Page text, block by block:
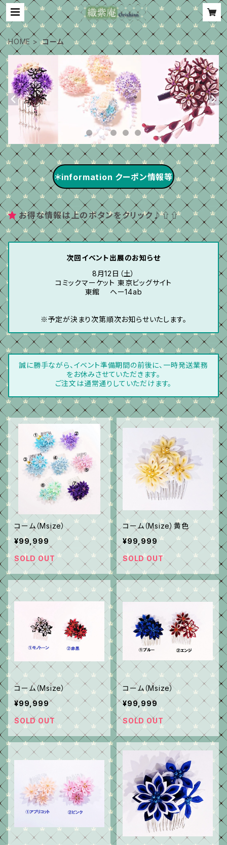
HOME コーム
＊information クーポン情報等
お得な情報は上のボタンをクリック♪⇧⇧
次回イベント出展のお知らせ
8月12日（土）
コミックマーケット 東京ビッグサイト
東館 ヘー14ab
※予定が決まり次第順次お知らせいたします。
誠に勝手ながら、イベント準備期間の前後に、一時発送業務
をお休みさせていただきます。
ご注文は通常通りしていただけます。
コーム（Msize）
¥99,999
SOLD OUT
コーム（Msize）黄色
¥99,999
SOLD OUT
コーム（Msize）
¥99,999
SOLD OUT
コーム（Msize）
¥99,999
SOLD OUT